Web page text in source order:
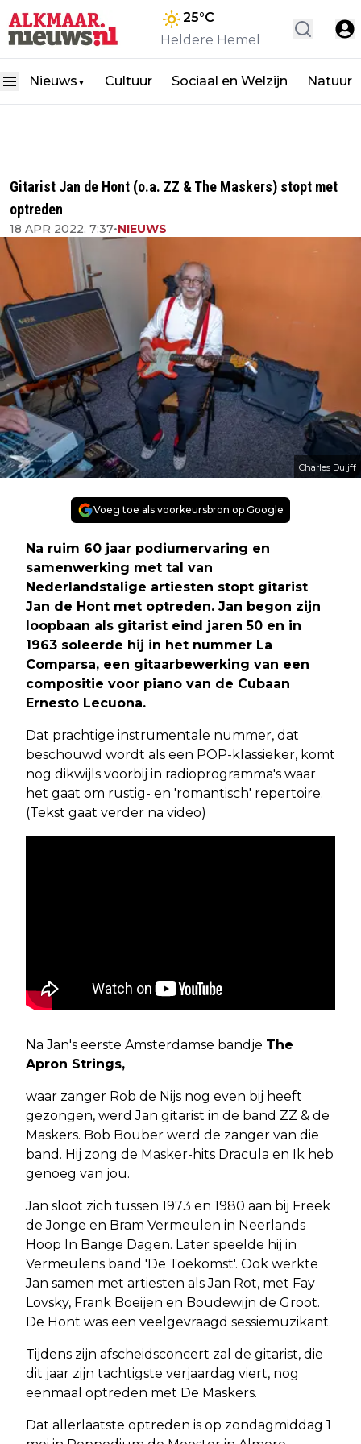
25°C
Heldere Hemel
Nieuws ▼ Cultuur Sociaal en Welzijn Natuur
Gitarist Jan de Hont (o.a. ZZ & The Maskers) stopt met
optreden
18 APR 2022, 7:37•NIEUWS
Charles Duijff
Voeg toe als voorkeursbron op Google
Na ruim 60 jaar podiumervaring en
samenwerking met tal van
Nederlandstalige artiesten stopt gitarist
Jan de Hont met optreden. Jan begon zijn
loopbaan als gitarist eind jaren 50 en in
1963 soleerde hij in het nummer La
Comparsa, een gitaarbewerking van een
compositie voor piano van de Cubaan
Ernesto Lecuona.
Dat prachtige instrumentale nummer, dat
beschouwd wordt als een POP-klassieker, komt
nog dikwijls voorbij in radioprogramma's waar
het gaat om rustig- en 'romantisch' repertoire.
(Tekst gaat verder na video)
Na Jan's eerste Amsterdamse bandje The
Apron Strings,
waar zanger Rob de Nijs nog even bij heeft
gezongen, werd Jan gitarist in de band ZZ & de
Maskers. Bob Bouber werd de zanger van die
band. Hij zong de Masker-hits Dracula en Ik heb
genoeg van jou.
Jan sloot zich tussen 1973 en 1980 aan bij Freek
de Jonge en Bram Vermeulen in Neerlands
Hoop In Bange Dagen. Later speelde hij in
Vermeulens band 'De Toekomst'. Ook werkte
Jan samen met artiesten als Jan Rot, met Fay
Lovsky, Frank Boeijen en Boudewijn de Groot.
De Hont was een veelgevraagd sessiemuzikant.
Tijdens zijn afscheidsconcert zal de gitarist, die
dit jaar zijn tachtigste verjaardag viert, nog
eenmaal optreden met De Maskers.
Dat allerlaatste optreden is op zondagmiddag 1